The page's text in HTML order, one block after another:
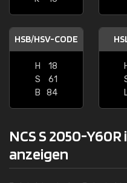
HSB/HSV-CODE
H
18
S
61
B
84
NCS S 2050-
anzeigen